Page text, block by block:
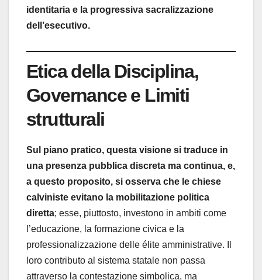
identitaria e la progressiva sacralizzazione
dell’esecutivo.
Etica della Disciplina,
Governance e Limiti
strutturali
Sul piano pratico, questa visione si traduce in
una presenza pubblica discreta ma continua, e,
a questo proposito, si osserva che le chiese
calviniste evitano la mobilitazione politica
diretta; esse, piuttosto, investono in ambiti come
l’educazione, la formazione civica e la
professionalizzazione delle élite amministrative. Il
loro contributo al sistema statale non passa
attraverso la contestazione simbolica, ma